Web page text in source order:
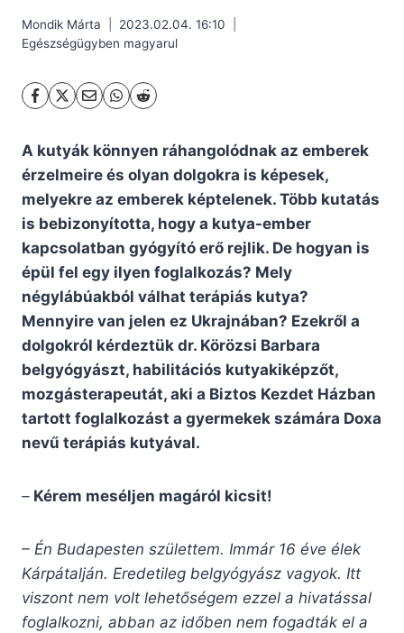
Mondik Márta
2023.02.04. 16:10
Egészségügyben magyarul
A kutyák könnyen ráhangolódnak az emberek
érzelmeire és olyan dolgokra is képesek,
melyekre az emberek képtelenek. Több kutatás
is bebizonyította, hogy a kutya-ember
kapcsolatban gyógyító erő rejlik. De hogyan is
épül fel egy ilyen foglalkozás? Mely
négylábúakból válhat terápiás kutya?
Mennyire van jelen ez Ukrajnában? Ezekről a
dolgokról kérdeztük dr. Körözsi Barbara
belgyógyászt, habilitációs kutyakiképzőt,
mozgásterapeutát, aki a Biztos Kezdet Házban
tartott foglalkozást a gyermekek számára Doxa
nevű terápiás kutyával.
– Kérem meséljen magáról kicsit!
– Én Budapesten születtem. Immár 16 éve élek
Kárpátalján. Eredetileg belgyógyász vagyok. Itt
viszont nem volt lehetőségem ezzel a hivatással
foglalkozni, abban az időben nem fogadták el a